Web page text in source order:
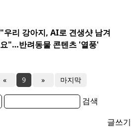
"우리 강아지, AI로 견생샷 남겨
요"…반려동물 콘텐츠 '열풍'
« 9 » 마지막
검색
글쓰기